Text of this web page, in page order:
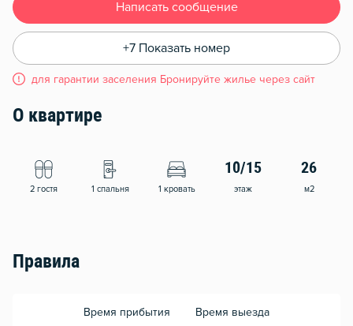
Написать сообщение
+7 Показать номер
для гарантии заселения Бронируйте жилье через сайт
О квартире
2 гостя 1 спальня 1 кровать
10/15
этаж
26
м2
Правила
Время прибытия Время выезда